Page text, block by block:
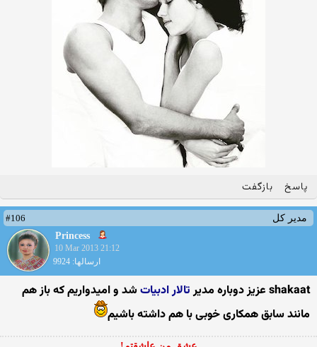
پاسخ بازگفت
مدیر کل
#106
Princess
10 Mar 2013 21:12
ارسالها: 9924
shakaat عزیز دوباره مدیرتالار ادبیاتشد و امیدواریم که باز هم
مانند سابق همکاری خوبی با هم داشته باشیم